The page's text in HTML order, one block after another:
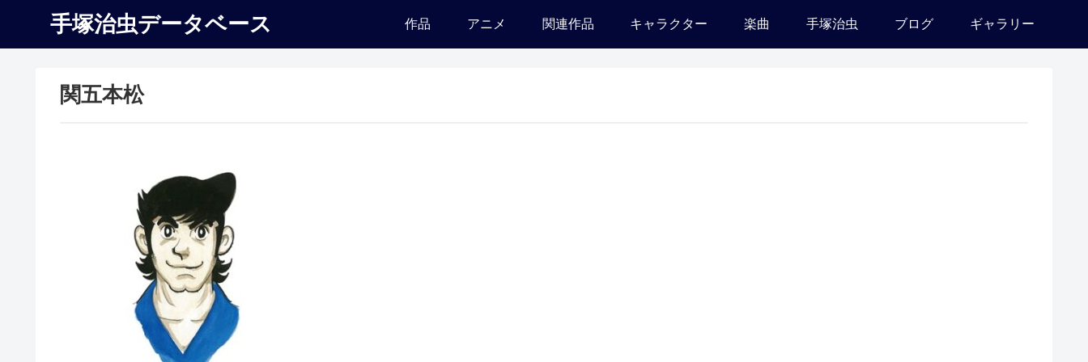
手塚治虫データベース 作品 アニメ 関連作品 キャラクター 楽曲 手塚治虫 ブログ ギャラリー
関五本松